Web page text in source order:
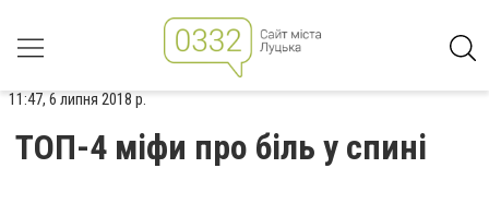
11:47, 6 липня 2018 р.
ТОП-4 міфи про біль у спині